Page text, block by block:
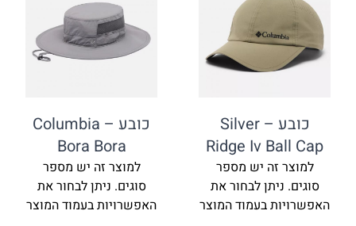
כובע – Silver
Ridge Iv
זה יש מספר
לבחור את
בעמוד המוצר
כובע Columbia –
למוצר זה יש מספר
סוגים. ניתן לבחור את
האפשרויות בעמוד המוצר